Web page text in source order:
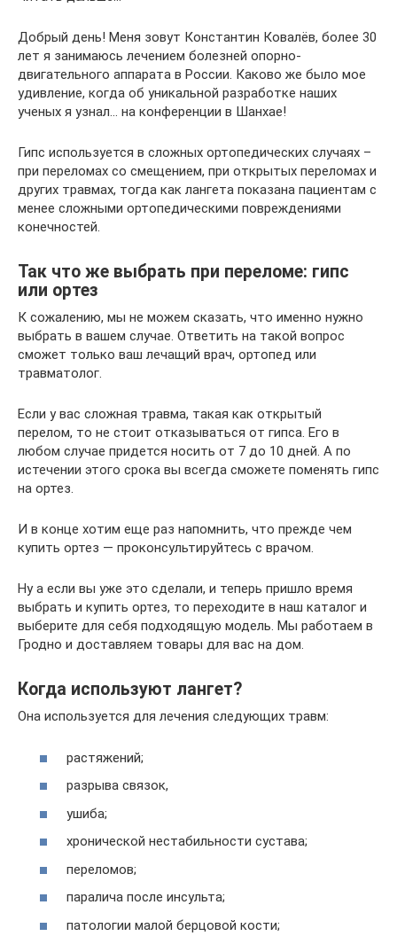
Добрый день! Меня зовут Константин Ковалёв, более 30
лет я занимаюсь лечением болезней опорно-
двигательного аппарата в России. Каково же было мое
удивление, когда об уникальной разработке наших
ученых я узнал… на конференции в Шанхае!
Гипс используется в сложных ортопедических случаях –
при переломах со смещением, при открытых переломах и
других травмах, тогда как лангета показана пациентам с
менее сложными ортопедическими повреждениями
конечностей.
Так что же выбрать при переломе: гипс
или ортез
К сожалению, мы не можем сказать, что именно нужно
выбрать в вашем случае. Ответить на такой вопрос
сможет только ваш лечащий врач, ортопед или
травматолог.
Если у вас сложная травма, такая как открытый
перелом, то не стоит отказываться от гипса. Его в
любом случае придется носить от 7 до 10 дней. А по
истечении этого срока вы всегда сможете поменять гипс
на ортез.
И в конце хотим еще раз напомнить, что прежде чем
купить ортез — проконсультируйтесь с врачом.
Ну а если вы уже это сделали, и теперь пришло время
выбрать и купить ортез, то переходите в наш каталог и
выберите для себя подходящую модель. Мы работаем в
Гродно и доставляем товары для вас на дом.
Когда используют лангет?
Она используется для лечения следующих травм:
растяжений;
разрыва связок,
ушиба;
хронической нестабильности сустава;
переломов;
паралича после инсульта;
патологии малой берцовой кости;